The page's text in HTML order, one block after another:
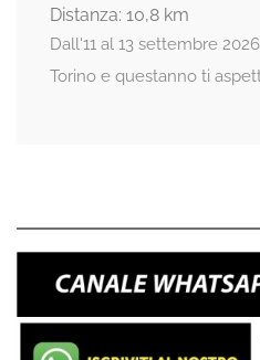
Distanza: 10,8 km
Dall'11 al 13 settembre
Torino e questanno ti